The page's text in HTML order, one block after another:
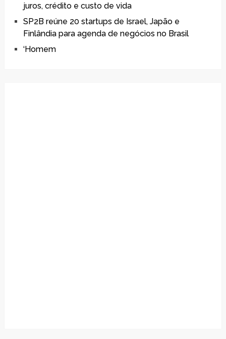
juros, crédito e custo de vida
SP2B reúne 20 startups de Israel, Japão e
Finlândia para agenda de negócios no Brasil
‘Homem